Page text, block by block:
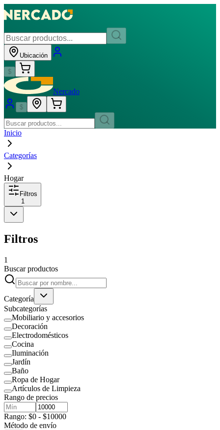
Ubicación
$
Nercado
$
Inicio
Categorías
Hogar
Filtros
1
Filtros
1
Buscar productos
Categoría
Subcategorías
Mobiliario y accesorios
Decoración
Electrodomésticos
Cocina
Iluminación
Jardín
Baño
Ropa de Hogar
Artículos de Limpieza
Rango de precios
Rango: $0 - $10000
Método de envío